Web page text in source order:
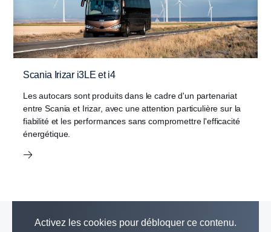
Scania Irizar i3LE et i4
Les autocars sont produits dans le cadre d'un partenariat
entre Scania et Irizar, avec une attention particulière sur la
fiabilité et les performances sans compromettre l'efficacité
énergétique.
Activez les cookies pour débloquer ce contenu.